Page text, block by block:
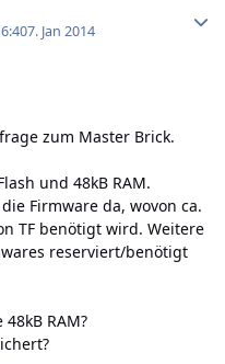
7. Jan 2014
zum Master Brick.
und 48kB RAM.
Firmware da, wovon ca.
TF benötigt wird. Weitere
reserviert/benötigt
RAM?